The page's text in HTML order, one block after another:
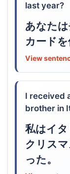
last year?
あなた
カードを
View
I received
brother in
私はイ
クリス
った。